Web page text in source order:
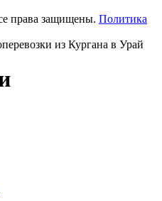
защищены. Политика
из Кургана в Урай